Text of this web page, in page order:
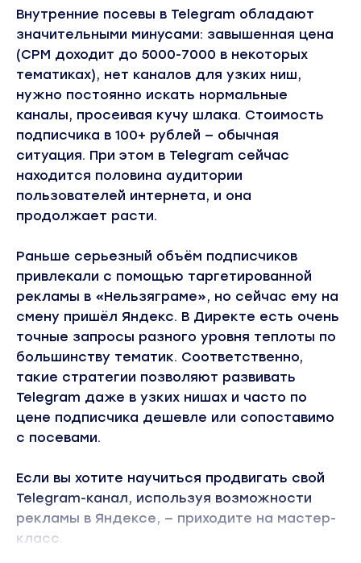
Внутренние посевы в Telegram обладают
значительными минусами: завышенная цена
(CPM доходит до 5000-7000 в некоторых
тематиках), нет каналов для узких ниш,
нужно постоянно искать нормальные
каналы, просеивая кучу шлака. Стоимость
подписчика в 100+ рублей — обычная
ситуация. При этом в Telegram сейчас
находится половина аудитории
пользователей интернета, и она
продолжает расти.
Раньше серьезный объём подписчиков
привлекали с помощью таргетированной
рекламы в «Нельзяграмe», но сейчас ему на
смену пришёл Яндекс. В Директе есть очень
точные запросы разного уровня теплоты по
большинству тематик. Соответственно,
такие стратегии позволяют развивать
Telegram даже в узких нишах и часто по
цене подписчика дешевле или сопоставимо
с посевами.
Если вы хотите научиться продвигать свой
Telegram-канал, используя возможности
рекламы в Яндексе, — приходите на мастер-
класс.